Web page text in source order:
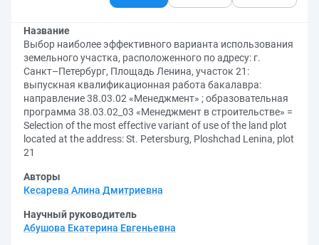
Название
Выбор наиболее эффективного варианта использования
земельного участка, расположенного по адресу: г.
Санкт–Петербург, Площадь Ленина, участок 21:
выпускная квалификационная работа бакалавра:
направление 38.03.02 «Менеджмент» ; образовательная
программа 38.03.02_03 «Менеджмент в строительстве» =
Selection of the most effective variant of use of the land plot
located at the address: St. Petersburg, Ploshchad Lenina, plot
21
Авторы
Кесарева Алина Дмитриевна
Научный руководитель
Абушова Екатерина Евгеньевна